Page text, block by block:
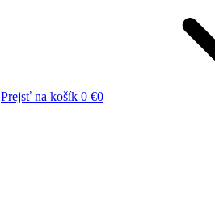
Prejsť na košík 0 €0